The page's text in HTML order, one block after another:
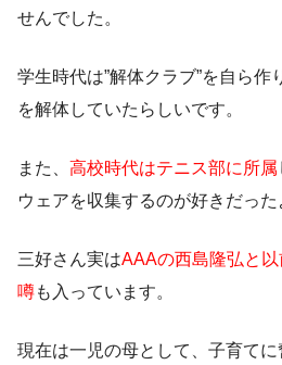
せんでした。
学生時代は”解体クラブ”を自ら
を解体していたらしいです。
また、 高校時代はテニス部に所属
ウェアを収集するのが好きだった
三好さん実はAAAの西島隆弘と
噂も入っています。
現在は一児の母として、子育てに